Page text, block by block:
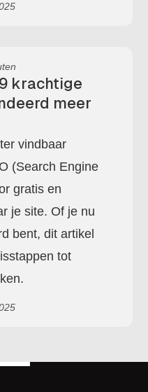
krachtige
meer
vindbaar
(Search Engine
gratis en
je site. Of je nu
bent, dit artikel
tot